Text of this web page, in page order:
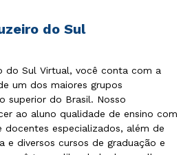
do Sul
do Sul Virtual, você conta com a
um dos maiores grupos
superior do Brasil. Nosso
ao aluno qualidade de ensino com
docentes especializados, além de
e diversos cursos de graduação e
ou